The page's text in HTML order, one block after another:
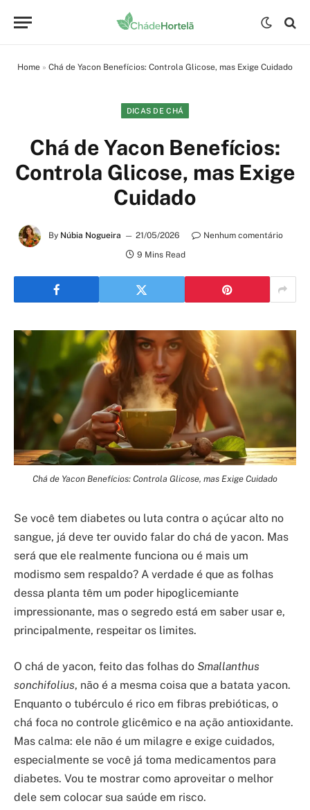
Home » Chá de Yacon Benefícios: Controla Glicose, mas Exige Cuidado
DICAS DE CHÁ
Chá de Yacon Benefícios:
Controla Glicose, mas Exige
Cuidado
By Núbia Nogueira 21/05/2026
Nenhum comentário
9 Mins Read
Chá de Yacon Benefícios: Controla Glicose, mas Exige Cuidado
Se você tem diabetes ou luta contra o açúcar alto no
sangue, já deve ter ouvido falar do chá de yacon. Mas
será que ele realmente funciona ou é mais um
modismo sem respaldo? A verdade é que as folhas
dessa planta têm um poder hipoglicemiante
impressionante, mas o segredo está em saber usar e,
principalmente, respeitar os limites.
O chá de yacon, feito das folhas do Smallanthus
sonchifolius, não é a mesma coisa que a batata yacon.
Enquanto o tubérculo é rico em fibras prebióticas, o
chá foca no controle glicêmico e na ação antioxidante.
Mas calma: ele não é um milagre e exige cuidados,
especialmente se você já toma medicamentos para
diabetes. Vou te mostrar como aproveitar o melhor
dele sem colocar sua saúde em risco.